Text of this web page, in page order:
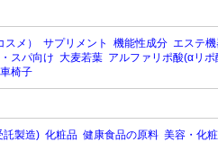
メ） サプリメント 機能性成分 エステ
スパ向け 大麦若葉 アルファリポ酸(αリポ
車椅子
託製造) 化粧品 健康食品の原料 美容・化